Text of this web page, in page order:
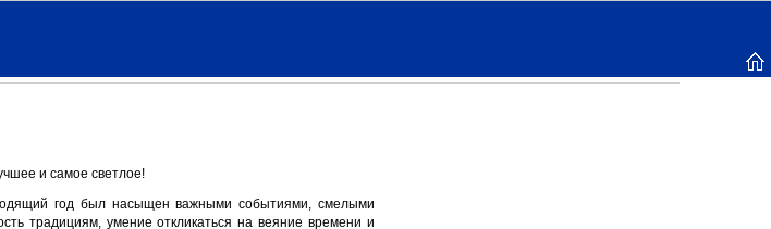
и самое светлое!
год был насыщен важными событиями, смелыми
традициям, умение откликаться на веяние времени и